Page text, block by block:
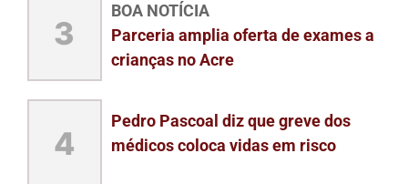
3
BOA NOTÍCIA
Parceria amplia oferta de exames a
crianças no Acre
4
Pedro Pascoal diz que greve dos
médicos coloca vidas em risco